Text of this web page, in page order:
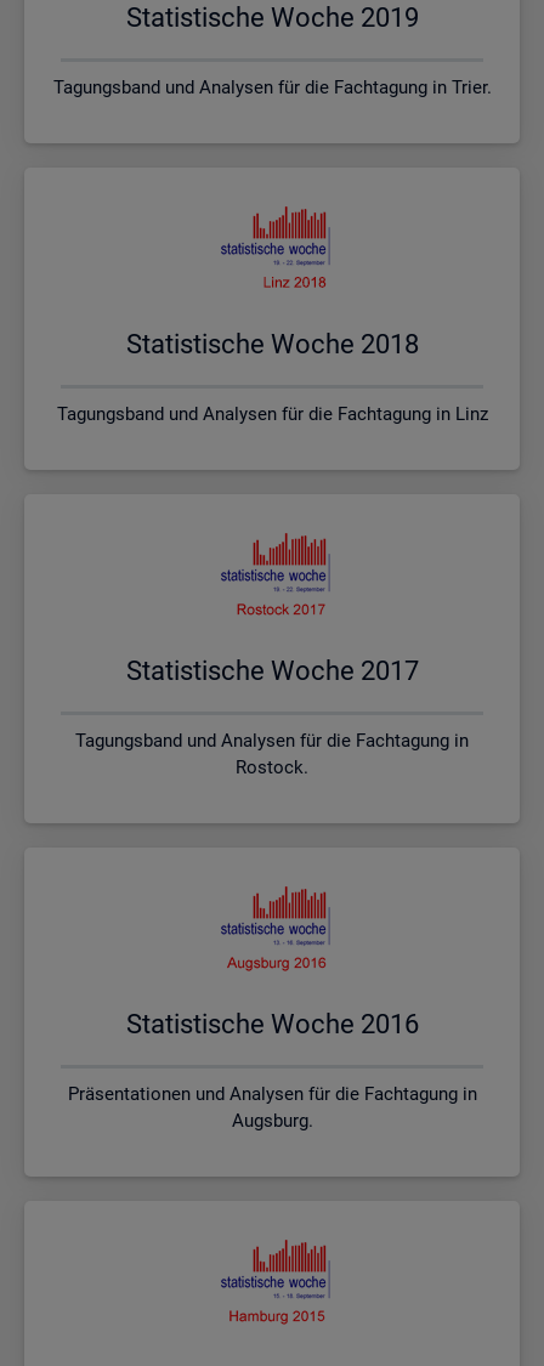
Sta­tis­ti­sche Woche 2019
Tagungsband und Analysen für die Fachtagung in Trier.
Sta­tis­ti­sche Woche 2018
Tagungsband und Analysen für die Fachtagung in Linz
Sta­tis­ti­sche Woche 2017
Tagungsband und Analysen für die Fachtagung in
Rostock.
Sta­tis­ti­sche Woche 2016
Präsentationen und Analysen für die Fachtagung in
Augsburg.